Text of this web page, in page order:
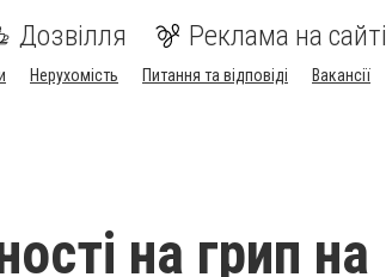
Дозвілля Реклама на сайті
Нерухомість Питання та відповіді Вакансії
на грип на